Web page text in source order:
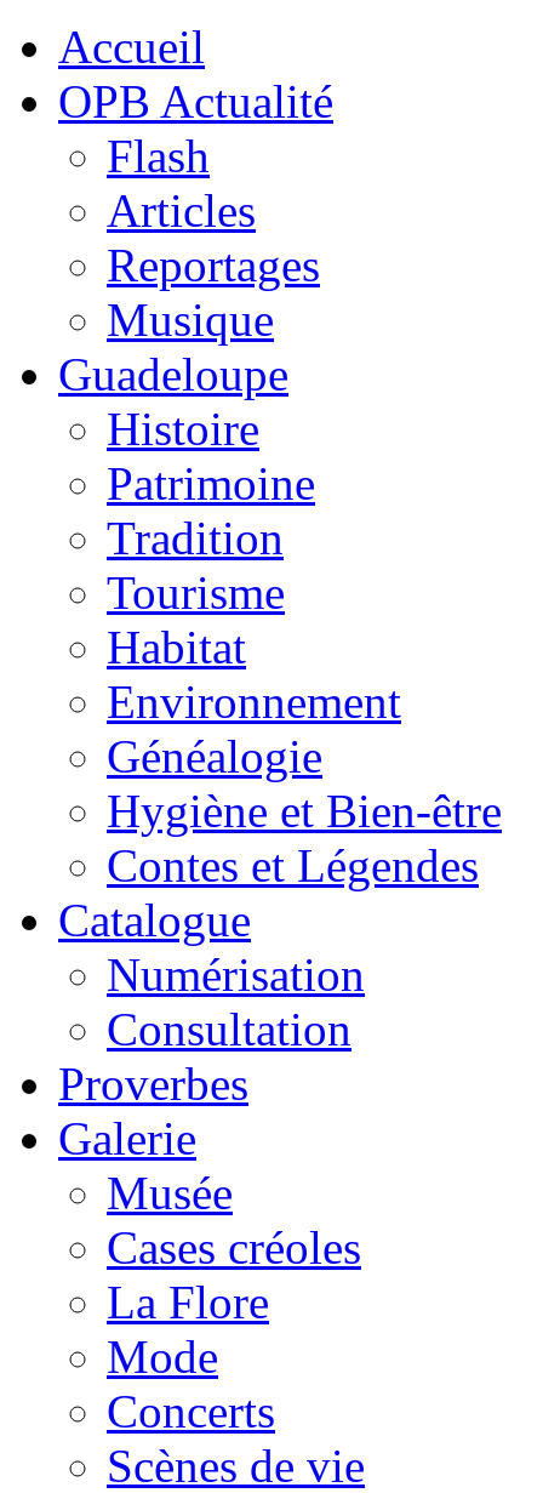
Accueil
OPB Actualité
Flash
Articles
Reportages
Musique
Guadeloupe
Histoire
Patrimoine
Tradition
Tourisme
Habitat
Environnement
Généalogie
Hygiène et Bien-être
Contes et Légendes
Catalogue
Numérisation
Consultation
Proverbes
Galerie
Musée
Cases créoles
La Flore
Mode
Concerts
Scènes de vie